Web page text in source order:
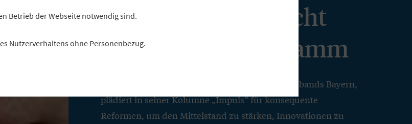
Deutschland braucht
ein Effizienzprogramm
Stefan Müller, Präsident des Genossenschaftsverbands Bayern,
plädiert in seiner Kolumne „Impuls“ für konsequente
Reformen, um den Mittelstand zu stärken, Innovationen zu
Betrieb der Webseite notwendig sind.
Nutzerverhaltens ohne Personenbezug.